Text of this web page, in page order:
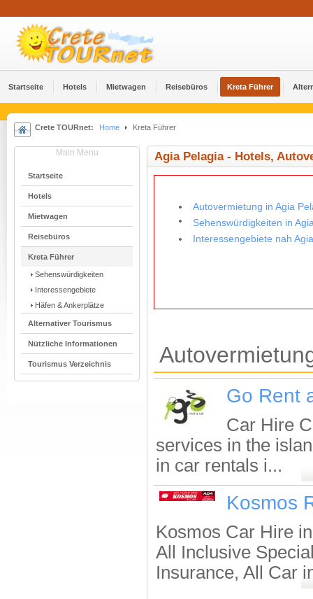
Startseite Hotels Mietwagen Reisebüros Kreta Führer
Crete TOURnet: Home Kreta Führer
Main Menu
Startseite
Hotels
Mietwagen
Reisebüros
Kreta Führer
Sehenswürdigkeiten
Interessengebiete
Häfen & Ankerplätze
Alternativer Tourismus
Nützliche Informationen
Tourismus Verzeichnis
Agia Pelagia - Hotels,
Autovermietung in Agia
Sehenswürdigkeiten in
Interessengebiete nah
Go Rent
Car Hire
services in the
in car rentals i...
Kosmos
Kosmos Car Hire
All Inclusive
Insurance, All Car